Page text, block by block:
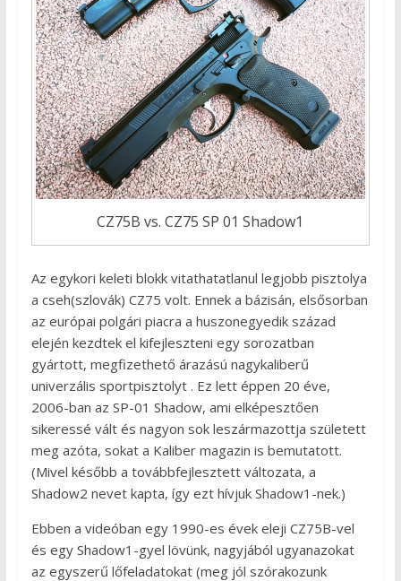
CZ75B vs. CZ75 SP 01 Shadow1
Az egykori keleti blokk vitathatatlanul legjobb pisztolya
a cseh(szlovák) CZ75 volt. Ennek a bázisán, elsősorban
az európai polgári piacra a huszonegyedik század
elején kezdtek el kifejleszteni egy sorozatban
gyártott, megfizethető árazású nagykaliberű
univerzális sportpisztolyt . Ez lett éppen 20 éve,
2006-ban az SP-01 Shadow, ami elképesztően
sikeressé vált és nagyon sok leszármazottja született
meg azóta, sokat a Kaliber magazin is bemutatott.
(Mivel később a továbbfejlesztett változata, a
Shadow2 nevet kapta, így ezt hívjuk Shadow1-nek.)
Ebben a videóban egy 1990-es évek eleji CZ75B-vel
és egy Shadow1-gyel lövünk, nagyjából ugyanazokat
az egyszerű lőfeladatokat (meg jól szórakozunk